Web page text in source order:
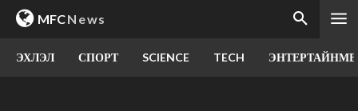
MFCNews
ЭХЛЭЛ СПОРТ SCIENCE TECH